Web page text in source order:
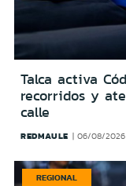
Talca activa
recorridos y
calle
REDMAULE 06/08/2026
REGIONAL